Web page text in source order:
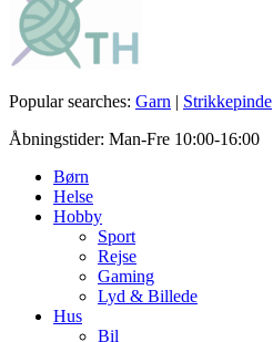
Terapi Hobby
Popular searches: Garn | Strikkepinde
Åbningstider: Man-Fre 10:00-16:00
Børn
Helse
Hobby
Sport
Rejse
Gaming
Lyd & Billede
Hus
Bil